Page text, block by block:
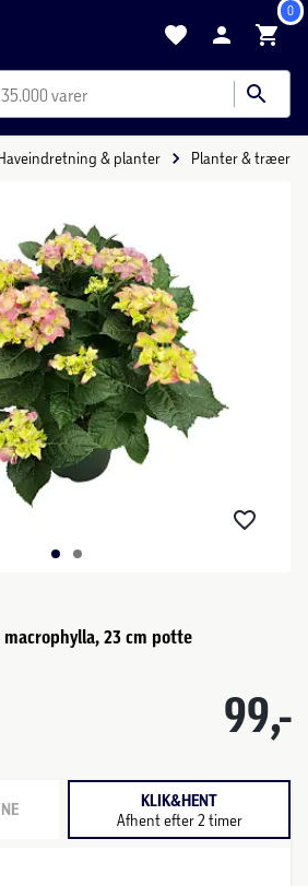
0
varer
& planter Planter & træer
23 cm potte
99,-
KLIK&HENT
Afhent efter 2 timer